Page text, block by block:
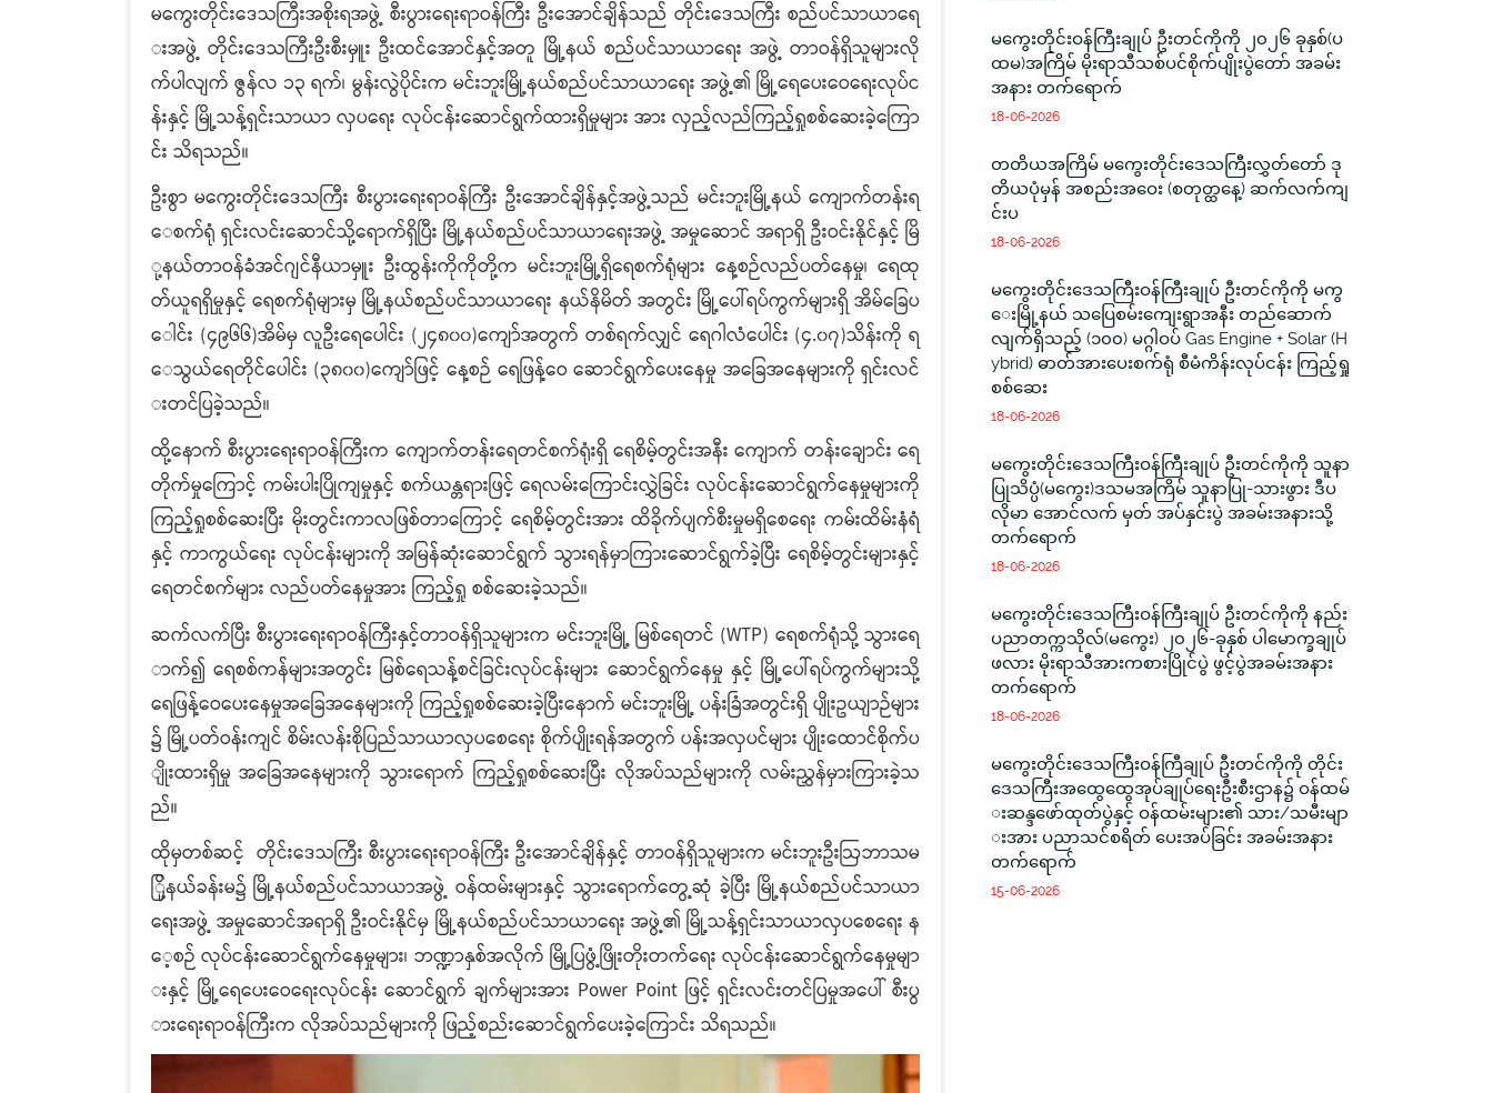
မကွေးတိုင်းဒေသကြီးအစိုးရအဖွဲ့ စီးပွားရေးရာဝန်ကြီး ဦးအောင်ချိန်သည် တိုင်းဒေသကြီး စည်ပင်သာယာရေ
းအဖွဲ့ တိုင်းဒေသကြီးဦးစီးမှူး ဦးထင်အောင်နှင့်အတူ မြို့နယ် စည်ပင်သာယာရေး အဖွဲ့ တာဝန်ရှိသူများလို
က်ပါလျက် ဇွန်လ ၁၃ ရက်၊ မွန်းလွဲပိုင်းက မင်းဘူးမြို့နယ်စည်ပင်သာယာရေး အဖွဲ့၏ မြို့ရေပေးဝေရေးလုပ်င
န်းနှင့် မြို့သန့်ရှင်းသာယာ လှပရေး လုပ်ငန်းဆောင်ရွက်ထားရှိမှုများ အား လှည့်လည်ကြည့်ရှုစစ်ဆေးခဲ့ကြော
င်း သိရသည်။
ဦးစွာ မကွေးတိုင်းဒေသကြီး စီးပွားရေးရာဝန်ကြီး ဦးအောင်ချိန်နှင့်အဖွဲ့သည် မင်းဘူးမြို့နယ် ကျောက်တန်းရ
ေစက်ရုံ ရှင်းလင်းဆောင်သို့ရောက်ရှိပြီး မြို့နယ်စည်ပင်သာယာရေးအဖွဲ့ အမှုဆောင် အရာရှိ ဦးဝင်းနိုင်နှင့် မြိ
ု့နယ်တာဝန်ခံအင်ဂျင်နီယာမှူး ဦးထွန်းကိုကိုတို့က မင်းဘူးမြို့ရှိရေစက်ရုံများ နေ့စဉ်လည်ပတ်နေမှု၊ ရေထု
တ်ယူရရှိမှုနှင့် ရေစက်ရုံများမှ မြို့နယ်စည်ပင်သာယာရေး နယ်နိမိတ် အတွင်း မြို့ပေါ်ရပ်ကွက်များရှိ အိမ်ခြေပ
ေါင်း (၄၉၆၆)အိမ်မှ လူဦးရေပေါင်း (၂၄၈၀၀)ကျော်အတွက် တစ်ရက်လျှင် ရေဂါလံပေါင်း (၄.၀၇)သိန်းကို ရ
ေသွယ်ရေတိုင်ပေါင်း (၃၈၀၀)ကျော်ဖြင့် နေ့စဉ် ရေဖြန့်ဝေ ဆောင်ရွက်ပေးနေမှု အခြေအနေများကို ရှင်းလင်
းတင်ပြခဲ့သည်။
ထို့နောက် စီးပွားရေးရာဝန်ကြီးက ကျောက်တန်းရေတင်စက်ရုံးရှိ ရေစိမ့်တွင်းအနီး ကျောက် တန်းချောင်း ရေ
တိုက်မှုကြောင့် ကမ်းပါးပြိုကျမှုနှင့် စက်ယန္တရားဖြင့် ရေလမ်းကြောင်းလွှဲခြင်း လုပ်ငန်းဆောင်ရွက်နေမှုများကို
ကြည့်ရှုစစ်ဆေးပြီး မိုးတွင်းကာလဖြစ်တာကြောင့် ရေစိမ့်တွင်းအား ထိခိုက်ပျက်စီးမှုမရှိစေရေး ကမ်းထိမ်းနံရံ
နှင့် ကာကွယ်ရေး လုပ်ငန်းများကို အမြန်ဆုံးဆောင်ရွက် သွားရန်မှာကြားဆောင်ရွက်ခဲ့ပြီး ရေစိမ့်တွင်းများနှင့်
ရေတင်စက်များ လည်ပတ်နေမှုအား ကြည့်ရှု စစ်ဆေးခဲ့သည်။
ဆက်လက်ပြီး စီးပွားရေးရာဝန်ကြီးနှင့်တာဝန်ရှိသူများက မင်းဘူးမြို့ မြစ်ရေတင် (WTP) ရေစက်ရုံသို့ သွားရေ
ာက်၍ ရေစစ်ကန်များအတွင်း မြစ်ရေသန့်စင်ခြင်းလုပ်ငန်းများ ဆောင်ရွက်နေမှု နှင့် မြို့ပေါ်ရပ်ကွက်များသို့
ရေဖြန့်ဝေပေးနေမှုအခြေအနေများကို ကြည့်ရှုစစ်ဆေးခဲ့ပြီးနောက် မင်းဘူးမြို့ ပန်းခြံအတွင်းရှိ ပျိုးဥယျာဉ်များ
၌ မြို့ပတ်ဝန်းကျင် စိမ်းလန်းစိုပြည်သာယာလှပစေရေး စိုက်ပျိုးရန်အတွက် ပန်းအလှပင်များ ပျိုးထောင်စိုက်ပ
ျိုးထားရှိမှု အခြေအနေများကို သွားရောက် ကြည့်ရှုစစ်ဆေးပြီး လိုအပ်သည်များကို လမ်းညွှန်မှားကြားခဲ့သ
ည်။
ထိုမှတစ်ဆင့် တိုင်းဒေသကြီး စီးပွားရေးရာဝန်ကြီး ဦးအောင်ချိန်နှင့် တာဝန်ရှိသူများက မင်းဘူးဦးဩဘာသမ
ြို့နယ်ခန်းမ၌ မြို့နယ်စည်ပင်သာယာအဖွဲ့ ဝန်ထမ်းများနှင့် သွားရောက်တွေ့ဆုံ ခဲ့ပြီး မြို့နယ်စည်ပင်သာယာ
ရေးအဖွဲ့ အမှုဆောင်အရာရှိ ဦးဝင်းနိုင်မှ မြို့နယ်စည်ပင်သာယာရေး အဖွဲ့၏ မြို့သန့်ရှင်းသာယာလှပစေရေး န
ေ့စဉ် လုပ်ငန်းဆောင်ရွက်နေမှုများ၊ ဘဏ္ဍာနှစ်အလိုက် မြို့ပြဖွံ့ဖြိုးတိုးတက်ရေး လုပ်ငန်းဆောင်ရွက်နေမှုမျာ
းနှင့် မြို့ရေပေးဝေရေးလုပ်ငန်း ဆောင်ရွက် ချက်များအား Power Point ဖြင့် ရှင်းလင်းတင်ပြမှုအပေါ် စီးပွ
ားရေးရာဝန်ကြီးက လိုအပ်သည်များကို ဖြည့်စည်းဆောင်ရွက်ပေးခဲ့ကြောင်း သိရသည်။
မကွေးတိုင်းဝန်ကြီးချုပ် ဦးတင်ကိုကို ၂၀၂၆ ခုနှစ်(ပ
ထမ)အကြိမ် မိုးရာသီသစ်ပင်စိုက်ပျိုးပွဲတော် အခမ်း
အနား တက်ရောက်
18-06-2026
တတိယအကြိမ် မကွေးတိုင်းဒေသကြီးလွှတ်တော် ဒု
တိယပုံမှန် အစည်းအဝေး (စတုတ္ထနေ့) ဆက်လက်ကျ
င်းပ
18-06-2026
မကွေးတိုင်းဒေသကြီးဝန်ကြီးချုပ် ဦးတင်ကိုကို မကွ
ေးမြို့နယ် သပြေစမ်းကျေးရွာအနီး တည်ဆောက်
လျက်ရှိသည့် (၁၀၀) မဂ္ဂါဝပ် Gas Engine + Solar (H
ybrid) ဓာတ်အားပေးစက်ရုံ စီမံကိန်းလုပ်ငန်း ကြည့်ရှု
စစ်ဆေး
18-06-2026
မကွေးတိုင်းဒေသကြီးဝန်ကြီးချုပ် ဦးတင်ကိုကို သူနာ
ပြုသိပ္ပံ(မကွေး)ဒသမအကြိမ် သူနာပြု-သားဖွား ဒီပ
လိုမာ အောင်လက် မှတ် အပ်နှင်းပွဲ အခမ်းအနားသို့
တက်ရောက်
18-06-2026
မကွေးတိုင်းဒေသကြီးဝန်ကြီးချုပ် ဦးတင်ကိုကို နည်း
ပညာတက္ကသိုလ်(မကွေး) ၂၀၂၆-ခုနှစ် ပါမောက္ခချုပ်
ဖလား မိုးရာသီအားကစားပြိုင်ပွဲ ဖွင့်ပွဲအခမ်းအနား
တက်ရောက်
18-06-2026
မကွေးတိုင်းဒေသကြီးဝန်ကြီချုပ် ဦးတင်ကိုကို တိုင်း
ဒေသကြီးအထွေထွေအုပ်ချုပ်ရေးဦးစီးဌာန၌ ဝန်ထမ်
းဆန္ဒဖော်ထုတ်ပွဲနှင့် ဝန်ထမ်းများ၏ သား/သမီးမျာ
းအား ပညာသင်စရိတ် ပေးအပ်ခြင်း အခမ်းအနား
တက်ရောက်
15-06-2026